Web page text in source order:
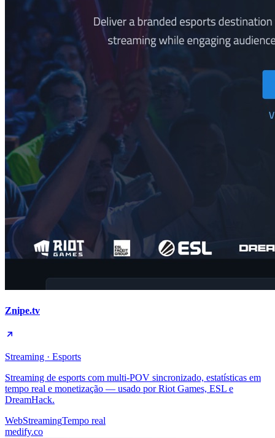
Znipe.tv
Streaming · Esports
Streaming de esports com multi-POV sincronizado, estatísticas em
tempo real e monetização — usado por Riot Games, ESL e
DreamHack.
WebStreamingTempo real
medify.co